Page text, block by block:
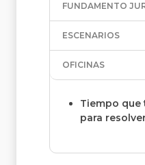
FUNDAMENTO
ESCENARIOS
OFICINAS
Tiempo que
para